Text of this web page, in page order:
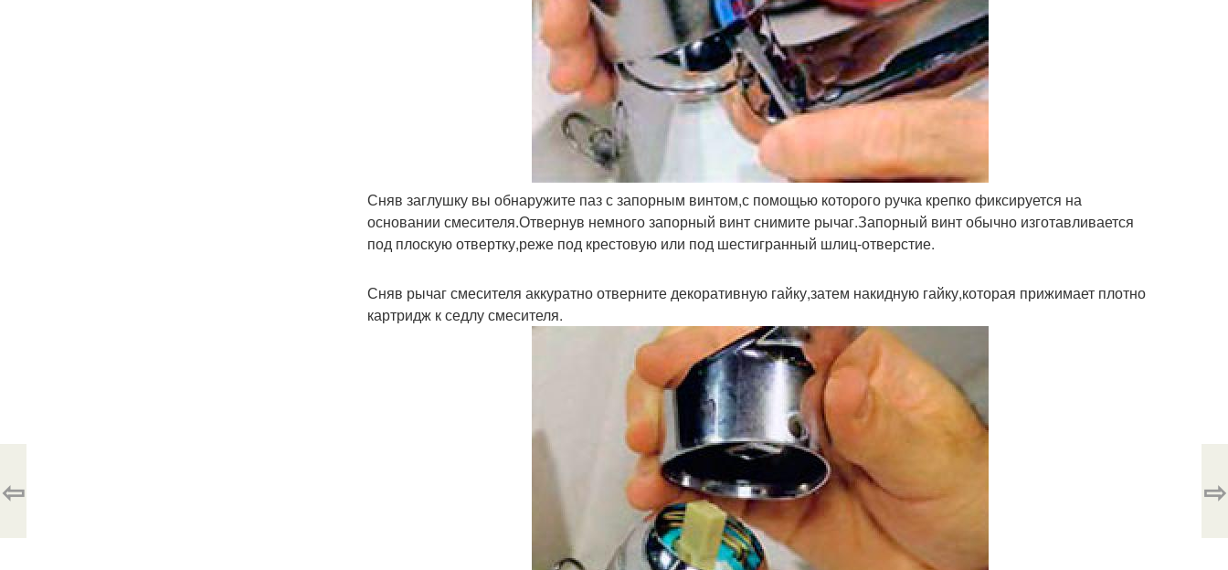
Сняв заглушку вы обнаружите паз с запорным винтом,с помощью которого ручка крепко фиксируется на
основании смесителя.Отвернув немного запорный винт снимите рычаг.Запорный винт обычно изготавливается
под плоскую отвертку,реже под крестовую или под шестигранный шлиц-отверстие.
Сняв рычаг смесителя аккуратно отверните декоративную гайку,затем накидную гайку,которая прижимает плотно
картридж к седлу смесителя.
⇦ ⇨